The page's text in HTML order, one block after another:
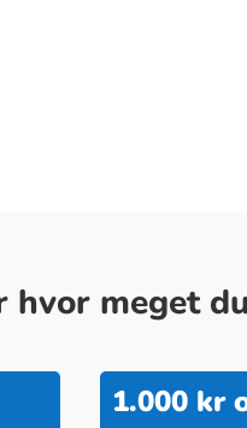
meget
1.000 kr